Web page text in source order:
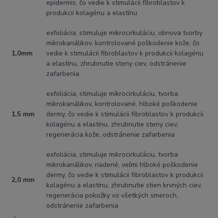
epidermis, čo vedie k stimulácii fibroblastov k
produkcii kolagénu a elastínu
1,0mm
exfoliácia, stimuluje mikrocirkuláciu, obnova tvorby
mikrokanálikov, kontrolované poškodenie kože, čo
vedie k stimulácii fibroblastov k produkcii kolagénu
a elastínu, zhrubnutie steny ciev, odstránenie
zafarbenia
1,5 mm
exfoliácia, stimuluje mikrocirkuláciu, tvorba
mikrokanálikov, kontrolované, hlboké poškodenie
dermy, čo vedie k stimulácii fibroblastov k produkcii
kolagénu a elastínu, zhrubnutie steny ciev,
regenerácia kože, odstránenie zafarbenia
2,0 mm
exfoliácia, stimuluje mikrocirkuláciu, tvorba
mikrokanálikov, riadené, veľmi hlboké poškodenie
dermy, čo vedie k stimulácii fibroblastov k produkcii
kolagénu a elastínu, zhrubnutie stien krvných ciev,
regenerácia pokožky vo všetkých smeroch,
odstránenie zafarbenia